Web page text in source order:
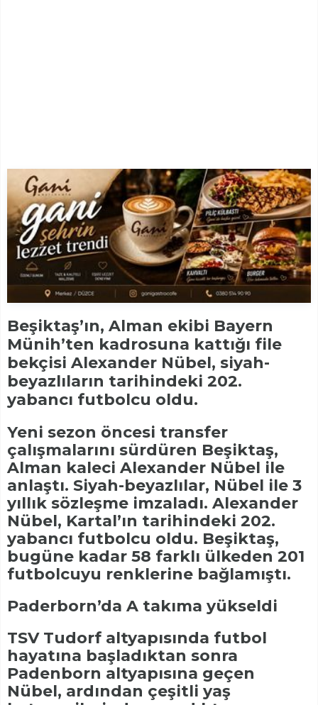
Beşiktaş’ın, Alman ekibi Bayern
Münih’ten kadrosuna kattığı file
bekçisi Alexander Nübel, siyah-
beyazlıların tarihindeki 202.
yabancı futbolcu oldu.
Yeni sezon öncesi transfer
çalışmalarını sürdüren Beşiktaş,
Alman kaleci Alexander Nübel ile
anlaştı. Siyah-beyazlılar, Nübel ile 3
yıllık sözleşme imzaladı. Alexander
Nübel, Kartal’ın tarihindeki 202.
yabancı futbolcu oldu. Beşiktaş,
bugüne kadar 58 farklı ülkeden 201
futbolcuyu renklerine bağlamıştı.
Paderborn’da A takıma yükseldi
TSV Tudorf altyapısında futbol
hayatına başladıktan sonra
Padenborn altyapısına geçen
Nübel, ardından çeşitli yaş